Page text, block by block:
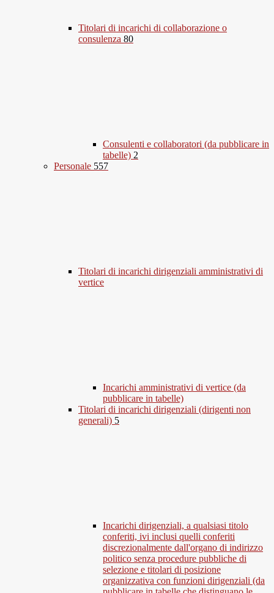
Titolari di incarichi di collaborazione o
consulenza 80
Consulenti e collaboratori (da pubblicare in
tabelle) 2
Personale 557
Titolari di incarichi dirigenziali amministrativi di
vertice
Incarichi amministrativi di vertice (da
pubblicare in tabelle)
Titolari di incarichi dirigenziali (dirigenti non
generali) 5
Incarichi dirigenziali, a qualsiasi titolo
conferiti, ivi inclusi quelli conferiti
discrezionalmente dall'organo di indirizzo
politico senza procedure pubbliche di
selezione e titolari di posizione
organizzativa con funzioni dirigenziali (da